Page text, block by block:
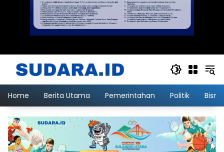
Home Berita Utama Pemerintahan Politik